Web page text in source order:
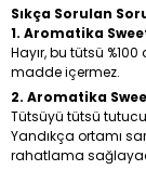
Sıkça Sorulan
1. Aromatika
Hayır, bu tütsü
madde içermez.
2. Aromatika
Tütsüyü tütsü
Yandıkça ortamı
rahatlama